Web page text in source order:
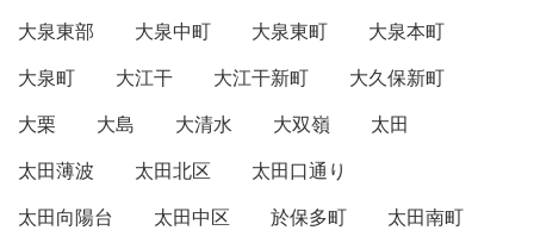
大泉東部
大泉中町 大泉東町
大泉本町
大泉町
大江干 大江干新町
大久保新町
大栗
大島 大清水 大双嶺
太田
太田薄波
太田北区
太田口通り
太田向陽台
太田中区 於保多町
太田南町